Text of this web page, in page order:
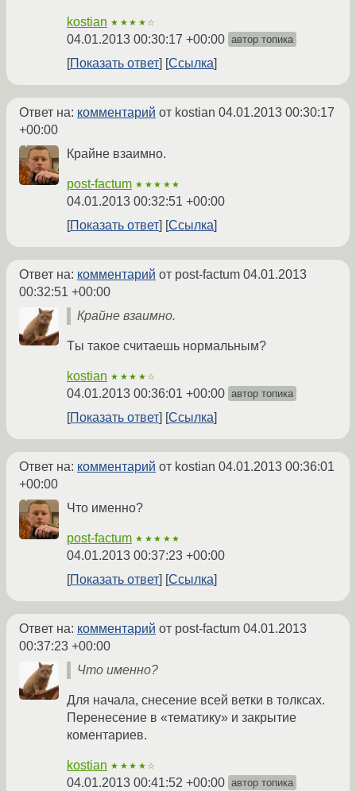
kostian ★★★★☆
04.01.2013 00:30:17 +00:00 автор топика
Показать ответ Ссылка
Ответ на: комментарий от kostian 04.01.2013 00:30:17
+00:00
Крайне взаимно.
post-factum ★★★★★
04.01.2013 00:32:51 +00:00
Показать ответ
Ссылка
Ответ на: комментарий от post-factum 04.01.2013
00:32:51 +00:00
Крайне взаимно.
Tы такое считаешь нормальным?
kostian ★★★★☆
04.01.2013 00:36:01 +00:00 автор топика
Показать ответ Ссылка
Ответ на: комментарий от kostian 04.01.2013 00:36:01
+00:00
Что именно?
post-factum ★★★★★
04.01.2013 00:37:23 +00:00
Показать ответ
Ссылка
Ответ на: комментарий от post-factum 04.01.2013
00:37:23 +00:00
Что именно?
Для начала, снесение всей ветки в толксах.
Перенесение в «тематику» и закрытие
коментариев.
kostian ★★★★☆
04.01.2013 00:41:52 +00:00 автор топика